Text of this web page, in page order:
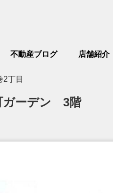
不動産ブログ 店舗紹介
2丁目
ガーデン 3階